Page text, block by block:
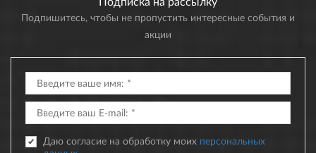
Подпишитесь, чтобы не пропустить интересные события и
акции
Даю согласие на обработку моих персональных